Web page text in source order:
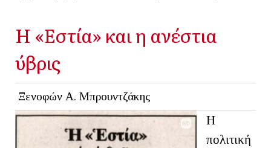
Η «Εστία» και η ανέστια
ύβρις
Ξενοφών Α. Μπρουντζάκης
Η
πολιτική